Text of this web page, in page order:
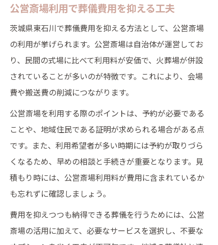
公営斎場利用で葬儀費用を抑える工夫
茨城県東石川で葬儀費用を抑える方法として、公営斎場
の利用が挙げられます。公営斎場は自治体が運営してお
り、民間の式場に比べて利用料が安価で、火葬場が併設
されていることが多いのが特徴です。これにより、会場
費や搬送費の削減につながります。
公営斎場を利用する際のポイントは、予約が必要である
ことや、地域住民である証明が求められる場合がある点
です。また、利用希望者が多い時期には予約が取りづら
くなるため、早めの相談と手続きが重要となります。見
積もり時には、公営斎場利用料が費用に含まれているか
も忘れずに確認しましょう。
費用を抑えつつも納得できる葬儀を行うためには、公営
斎場の活用に加えて、必要なサービスを選択し、不要な